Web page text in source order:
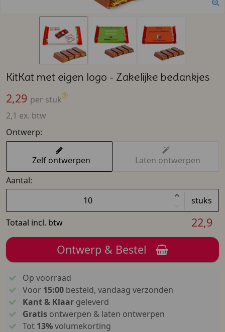
KitKat met eigen logo - Zakelijke bedankjes
2,29 per stuk
2,1 ex. btw
Ontwerp:
Zelf ontwerpen
Laten ontwerpen
Aantal:
stuks
Totaal incl. btw
22,9
Ontwerp & Bestel
Op voorraad
Voor 15:00besteld, vandaag verzonden
Kant & Klaargeleverd
Gratisontwerpen & laten ontwerpen
Tot 13%volumekorting